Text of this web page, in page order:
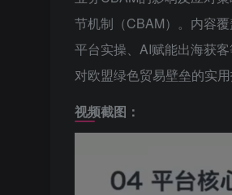
节机制（CBAM）。内容
平台实操、AI赋能出海获
对欧盟绿色贸易壁垒的实用
视频截图：